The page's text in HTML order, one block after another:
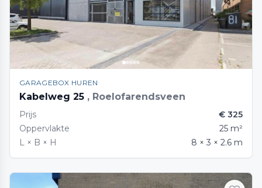
GARAGEBOX HUREN
Kabelweg 25 , Roelofarendsveen
Prijs
€ 325
Oppervlakte
25 m²
L × B × H
8 × 3 × 2.6 m